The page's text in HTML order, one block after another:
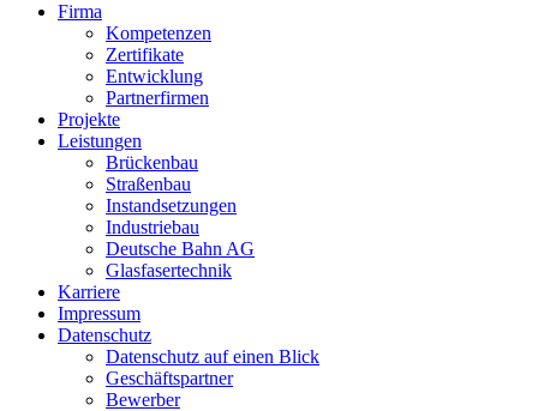
Firma
Kompetenzen
Zertifikate
Entwicklung
Partnerfirmen
Projekte
Leistungen
Brückenbau
Straßenbau
Instandsetzungen
Industriebau
Deutsche Bahn AG
Glasfasertechnik
Karriere
Impressum
Datenschutz
Datenschutz auf einen Blick
Geschäftspartner
Bewerber